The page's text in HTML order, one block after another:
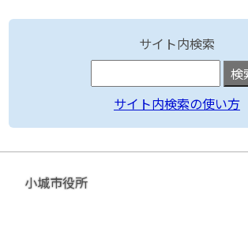
サイト内検索
サイト内検索の使い方
小城市役所